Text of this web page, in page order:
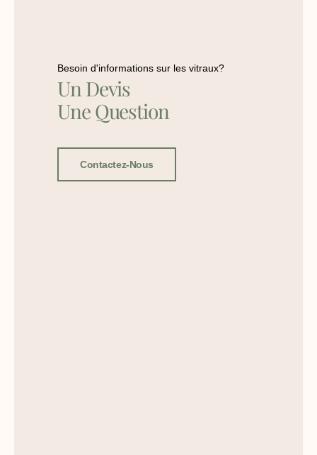
Besoin d'informations sur les vitraux?
Un Devis
Une Question
Contactez-Nous